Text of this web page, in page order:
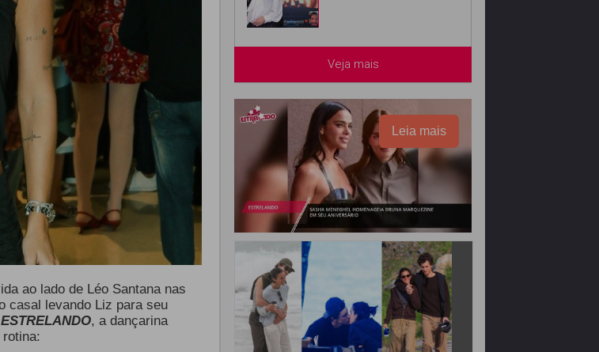
ao lado de Léo Santana nas
casal levando Liz para seu
ESTRELANDO, a dançarina
Veja mais
Leia mais